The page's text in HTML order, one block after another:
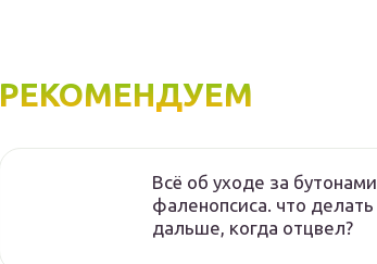
РЕКОМЕНДУЕМ
Всё об уходе за бутонами
фаленопсиса. что делать
дальше, когда отцвел?